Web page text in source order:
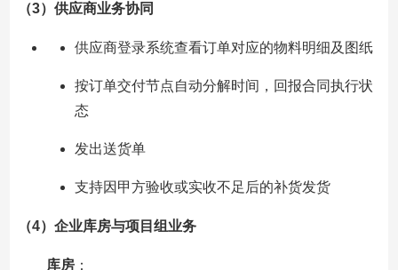
（3）供应商业务协同
供应商登录系统查看订单对应的物料明细及图纸
按订单交付节点自动分解时间，回报合同执行状
态
发出送货单
支持因甲方验收或实收不足后的补货发货
（4）企业库房与项目组业务
库房：